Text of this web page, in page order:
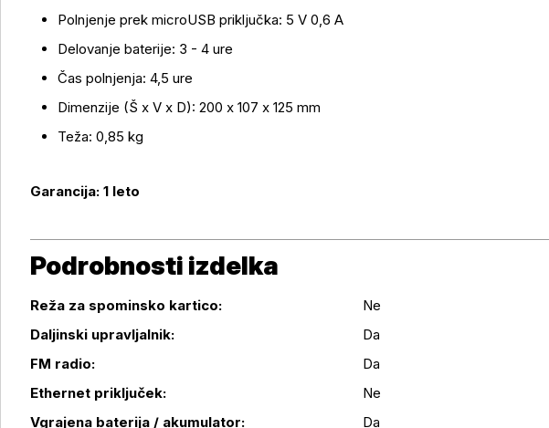
Polnjenje prek microUSB priključka: 5 V 0,6 A
Delovanje baterije: 3 - 4 ure
Čas polnjenja: 4,5 ure
Dimenzije (Š x V x D): 200 x 107 x 125 mm
Teža: 0,85 kg
Garancija: 1 leto
Podrobnosti izdelka
Reža za spominsko kartico:
Ne
Daljinski upravljalnik:
Da
FM radio:
Da
Ethernet priključek:
Ne
Vgrajena baterija / akumulator:
Da